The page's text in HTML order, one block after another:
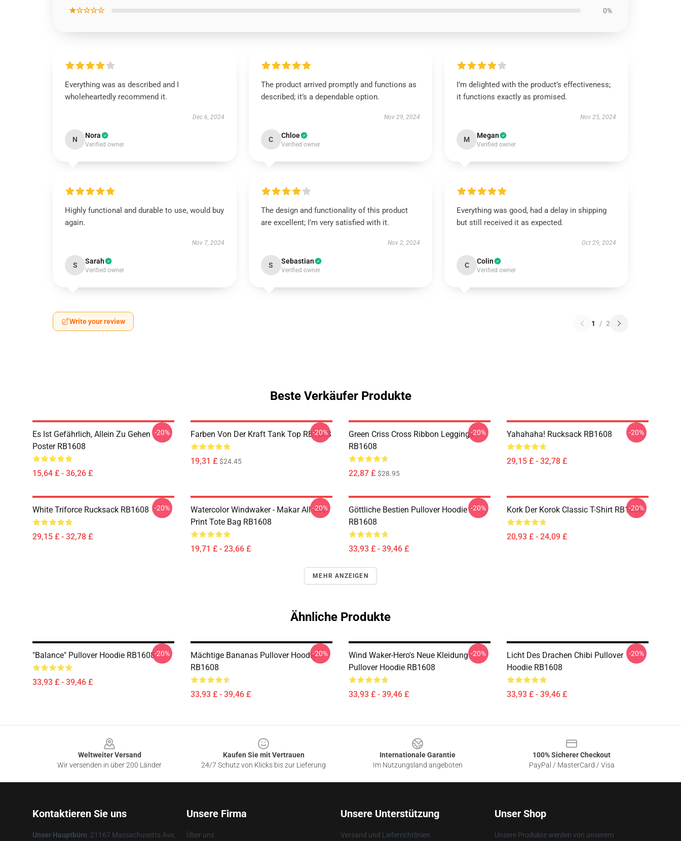
★☆☆☆☆ 0%
Everything was as described and I
wholeheartedly recommend it.
Dec 6, 2024
N Nora
Verified owner
The product arrived promptly and functions as
described; it’s a dependable option.
Nov 29, 2024
C Chloe
Verified owner
I’m delighted with the product’s effectiveness;
it functions exactly as promised.
Nov 25, 2024
M Megan
Verified owner
Highly functional and durable to use, would buy
again.
Nov 7, 2024
S Sarah
Verified owner
The design and functionality of this product
are excellent; I’m very satisfied with it.
Nov 2, 2024
S Sebastian
Verified owner
Everything was good, had a delay in shipping
but still received it as expected.
Oct 29, 2024
C Colin
Verified owner
Write your review 1 / 2
Beste Verkäufer Produkte
Es Ist Gefährlich, Allein Zu Gehen
Poster RB1608
15,64 £ - 36,26 £
-20% Farben Von Der Kraft Tank Top RB1608
19,31 £ $24.45
-20%
Green Criss Cross Ribbon Leggings
RB1608
22,87 £ $28.95
-20% Yahahaha! Rucksack RB1608
29,15 £ - 32,78 £
-20%
White Triforce Rucksack RB1608
29,15 £ - 32,78 £
-20%
Watercolor Windwaker - Makar All Over
Print Tote Bag RB1608
19,71 £ - 23,66 £
-20%
Göttliche Bestien Pullover Hoodie
RB1608
33,93 £ - 39,46 £
-20% Kork Der Korok Classic T-Shirt RB1608
20,93 £ - 24,09 £
-20%
MEHR ANZEIGEN
Ähnliche Produkte
"Balance" Pullover Hoodie RB1608
33,93 £ - 39,46 £
-20%
Mächtige Bananas Pullover Hoodie
RB1608
33,93 £ - 39,46 £
-20%
Wind Waker-Hero's Neue Kleidung
Pullover Hoodie RB1608
33,93 £ - 39,46 £
-20%
Licht Des Drachen Chibi Pullover
Hoodie RB1608
33,93 £ - 39,46 £
-20%
Weltweiter Versand
Wir versenden in über 200 Länder
Kaufen Sie mit Vertrauen
24/7 Schutz von Klicks bis zur Lieferung
Internationale Garantie
Im Nutzungsland angeboten
100% Sicherer Checkout
PayPal / MasterCard / Visa
Kontaktieren Sie uns
Unser Hauptbüro: 21167 Massachusetts Ave,
Unsere Firma
Über uns
Unsere Unterstützung
Versand und Lieferrichtlinien
Unser Shop
Unsere Produkte werden von unserem